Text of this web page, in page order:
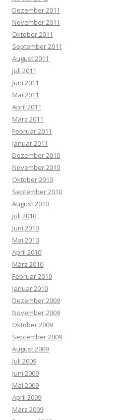
Dezember 2011
November 2011
Oktober 2011
September 2011
August 2011
Juli 2011
Juni 2011
Mai 2011
April 2011
März 2011
Februar 2011
Januar 2011
Dezember 2010
November 2010
Oktober 2010
September 2010
August 2010
Juli 2010
Juni 2010
Mai 2010
April 2010
März 2010
Februar 2010
Januar 2010
Dezember 2009
November 2009
Oktober 2009
September 2009
August 2009
Juli 2009
Juni 2009
Mai 2009
April 2009
März 2009